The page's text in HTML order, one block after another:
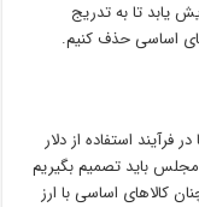
یابد تا به تدریج
اساسی حذف کنیم.
افزود: ما در فرآیند استفاده از دلار
مجلس باید تصمیم بگیریم
کالاهای اساسی با ارز